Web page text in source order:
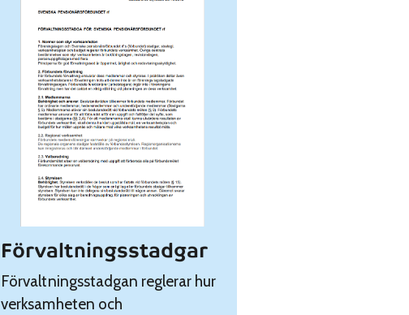
Förvaltningsstadgar
Förvaltningsstadgan reglerar hur
verksamheten och